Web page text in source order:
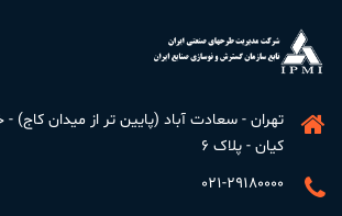
تهران - سعادت آباد (پایین تر از میدان
کیان - پلاک ۶
۰۲۱-۲۹۱۸۰۰۰۰